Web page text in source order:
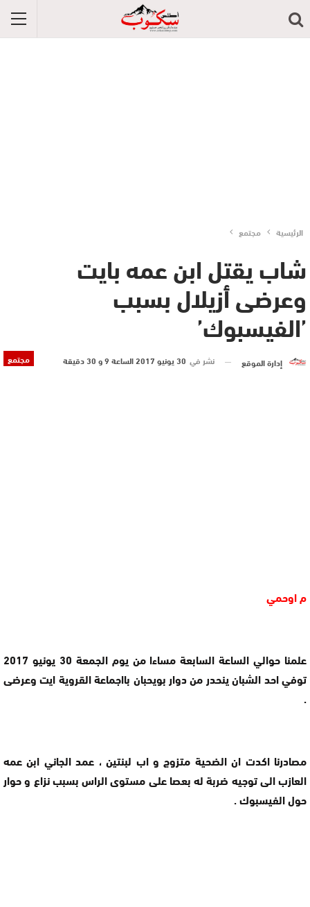
الرئيسية مجتمع
شاب يقتل ابن عمه بايت
وعرضى أزيلال بسبب
’الفيسبوك’
مجتمع إدارة الموقع نشر في 30 يونيو 2017 الساعة 9 و 30 دقيقة
م اوحمي
علمنا حوالي الساعة السابعة مساءا من يوم الجمعة 30 يونيو 2017
توفي احد الشبان ينحدر من دوار بويحبان بااجماعة القروية ايت وعرضى
.
مصادرنا اكدت ان الضحية متزوج و اب لبنتين ، عمد الجاني ابن عمه
العازب الى توجيه ضربة له بعصا على مستوى الراس بسبب نزاع و حوار
حول الفيسبوك .